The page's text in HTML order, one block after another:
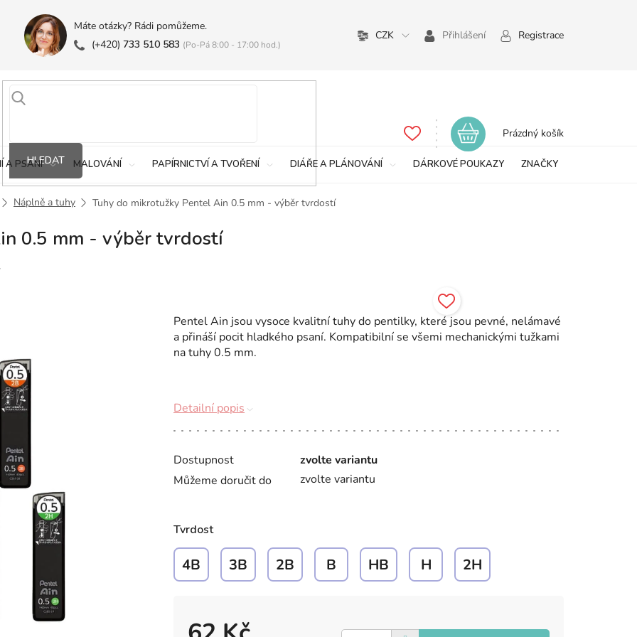
Máte otázky? Rádi pomůžeme.
(+420) 733 510 583 (Po-Pá 8:00 - 17:00 hod.)
CZK Přihlášení Registrace
HLEDAT
Nákupní
Prázdný košík
A PSANÍ MALOVÁNÍ PAPÍRNICTVÍ A TVOŘENÍ DIÁŘE A PLÁNOVÁNÍ DÁRKOVÉ POUKAZY ZNAČKY
Náplně a tuhy Tuhy do mikrotužky Pentel Ain 0.5 mm - výběr tvrdostí
0.5 mm - výběr tvrdostí
Dostupnost
zvolte variantu
Můžeme doručit do
zvolte variantu
Pentel Ain jsou vysoce kvalitní tuhy do pentilky, které jsou pevné, nelámavé
a přináší pocit hladkého psaní. Kompatibilní se všemi mechanickými tužkami
na tuhy 0.5 mm.
Detailní popis
Tvrdost
4B 3B 2B B HB H 2H